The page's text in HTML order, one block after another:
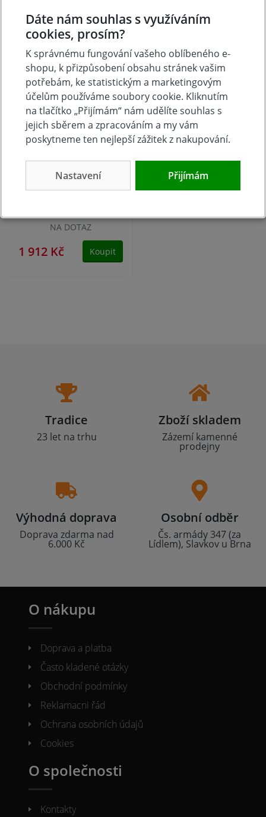
1 690 Kč Koupit 508 Kč
NA DOTAZ
1 912 Kč Koupit
Tradice
23 let na trhu
Zboží skladem
Zázemí kamenné
prodejny
Výhodná doprava
Doprava zdarma nad
6.000 Kč
Osobní odběr
Čs. armády 347 (za
Lídlem), Slavkov u Brna
O nákupu
Doprava a platba
Často kladené otázky
Obchodní podmínky
Reklamacni řád
Ochrana osobních údajů
Cookies
O společnosti
Kontakty
Dáte nám souhlas s využíváním
cookies, prosím?
K správnému fungování vašeho oblíbeného e-
shopu, k přizpůsobení obsahu stránek vašim
potřebám, ke statistickým a marketingovým
účelům používáme soubory cookie. Kliknutím
na tlačítko „Přijímám“ nám udělíte souhlas s
jejich sběrem a zpracováním a my vám
poskytneme ten nejlepší zážitek z nakupování.
Nastavení Přijímám